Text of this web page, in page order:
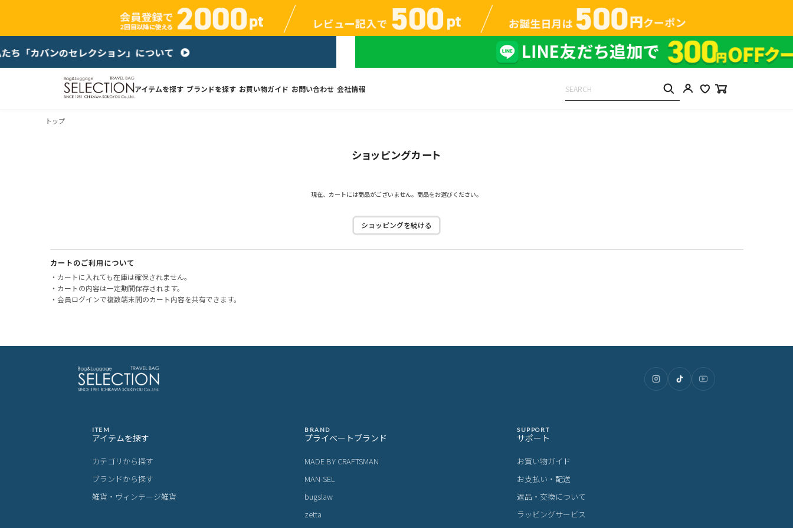
アイテムを探す ブランドを探す お買い物ガイド お問い合わせ 会社情報
トップ
ショッピングカート
現在、カートには商品がございません。商品をお選びください。
ショッピングを続ける
カートのご利用について
・カートに入れても在庫は確保されません。
・カートの内容は一定期間保存されます。
・会員ログインで複数端末間のカート内容を共有できます。
ITEM
アイテムを探す
カテゴリから探す
ブランドから探す
雑貨・ヴィンテージ雑貨
BRAND
プライベートブランド
MADE BY CRAFTSMAN
MAN-SEL
bugslaw
zetta
SUPPORT
サポート
お買い物ガイド
お支払い・配送
返品・交換について
ラッピングサービス